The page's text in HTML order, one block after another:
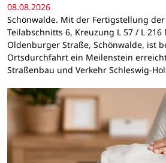
08.08.2026
Schönwalde. Mit der Fertigstellung
Teilabschnitts 6, Kreuzung L 57 / L
Oldenburger Straße, Schönwalde, ist
Ortsdurchfahrt ein Meilenstein
Straßenbau und Verkehr Schleswig-